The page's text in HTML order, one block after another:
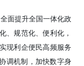
面提升全国一体化政
、规范化、便利化，
现利企便民高频服务
调机制，加快数字身